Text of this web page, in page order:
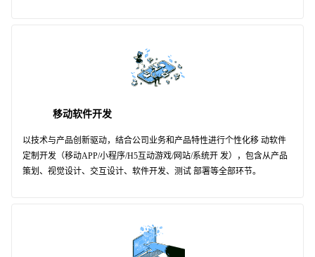
移动软件开发
以技术与产品创新驱动，结合公司业务和产品特性进行个性化移 动软件
定制开发（移动APP/小程序/H5互动游戏/网站/系统开 发），包含从产品
策划、视觉设计、交互设计、软件开发、测试 部署等全部环节。